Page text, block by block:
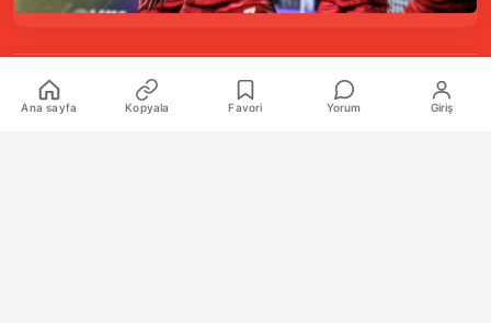
Kurumsal
Ana sayfa Kopyala Favori Yorum Giriş